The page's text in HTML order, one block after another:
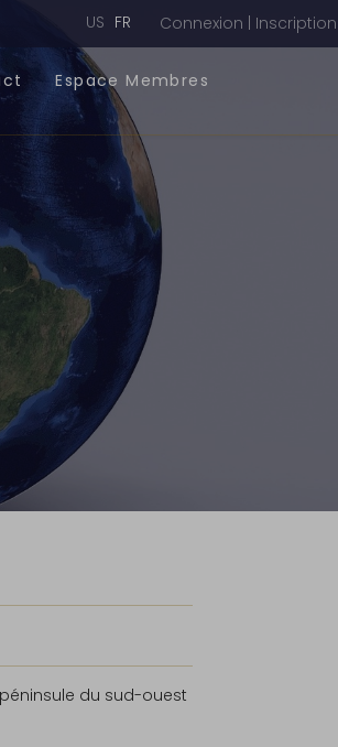
Sélectionnez votre langue
US FR Connexion | Inscription
Espace Membres
du sud-ouest